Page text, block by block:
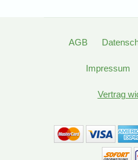
AGB
Impressum
Vertrag